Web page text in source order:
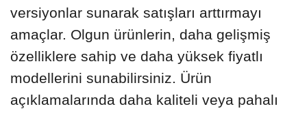
versiyonlar sunarak satışları arttırmayı
amaçlar. Olgun ürünlerin, daha gelişmiş
özelliklere sahip ve daha yüksek fiyatlı
modellerini sunabilirsiniz. Ürün
açıklamalarında daha kaliteli veya pahalı